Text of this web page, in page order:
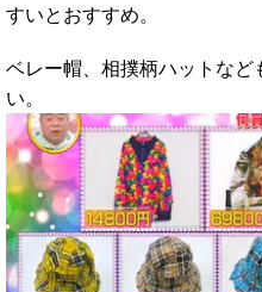
すいとおすすめ。
ベレー帽、相撲柄ハットな
い。